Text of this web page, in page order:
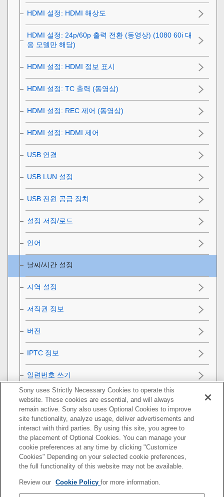
HDMI 설정: HDMI 해상도
HDMI 설정: 24p/60p 출력 전환 (동영상) (1080 60i 대
응 모델만 해당)
HDMI 설정: HDMI 정보 표시
HDMI 설정: TC 출력 (동영상)
HDMI 설정: REC 제어 (동영상)
HDMI 설정: HDMI 제어
USB 연결
USB LUN 설정
USB 전원 공급 장치
설정 저장/로드
언어
날짜/시간 설정
지역 설정
저작권 정보
버전
IPTC 정보
일련번호 쓰기
데모 모드
카메라 초기화
네트워크 기능 사용하기
컴퓨터 사용하기
MENU 항목 목록
Sony uses Strictly Necessary Cookies to operate this
website. These cookies are essential, and will always
remain active. Sony also uses Optional Cookies to improve
site functionality, analyze usage, deliver advertisements and
interact with third parties. By using this site, you agree to
the placement of Optional Cookies. You can manage your
cookie preferences at any time by clicking "Customize
Cookies" Depending on your selected cookie preferences,
the full functionality of this website may not be available.
Review our Cookie Policyfor more information.